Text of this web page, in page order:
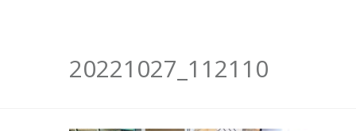
20221027_112110